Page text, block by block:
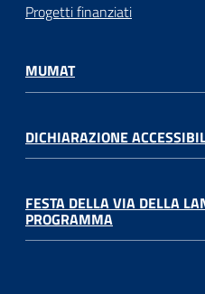
Progetti finanziati
MUMAT
DICHIARAZIONE
FESTA DELLA VIA DELLA
PROGRAMMA